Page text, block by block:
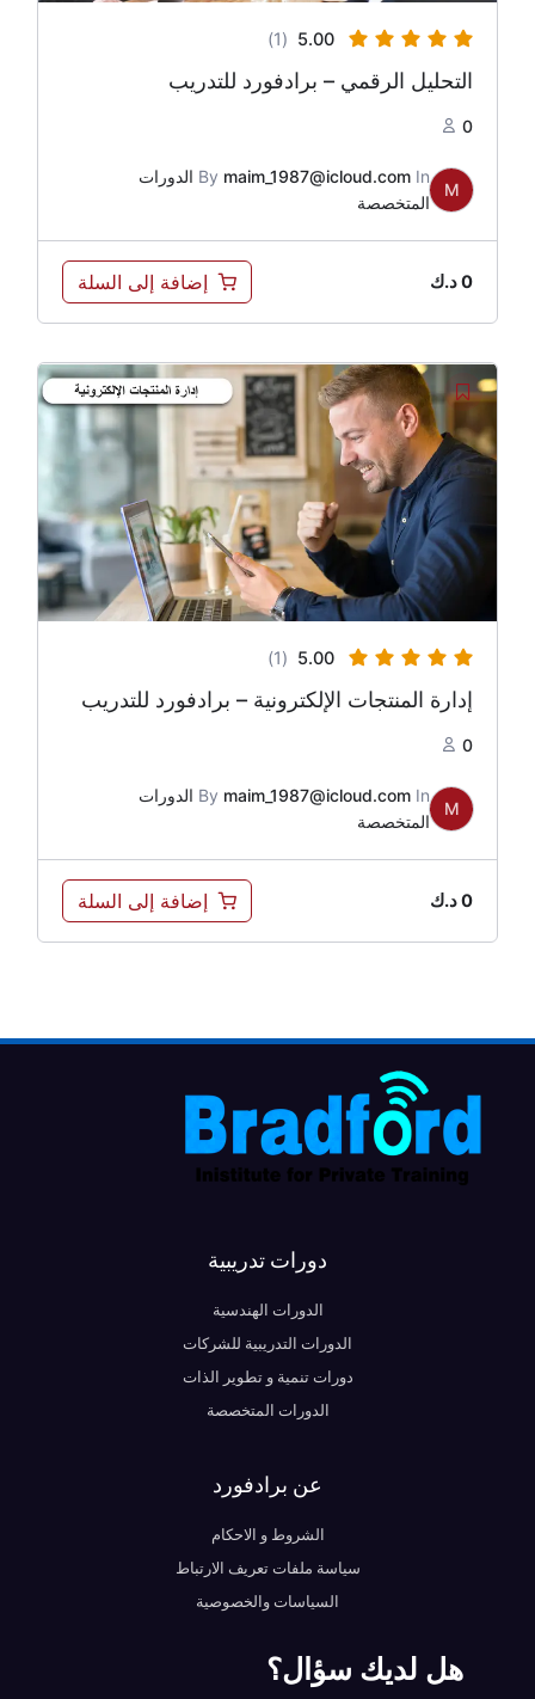
5.00
(1)
التحليل الرقمي – برادفورد للتدريب
0
M
By maim_1987@icloud.com In
الدورات
المتخصصة
0د.ك إضافة إلى السلة
5.00
(1)
إدارة المنتجات الإلكترونية – برادفورد للتدريب
0
M
By maim_1987@icloud.com In
الدورات
المتخصصة
0د.ك إضافة إلى السلة
دورات تدريبية
الدورات الهندسية
الدورات التدريبية للشركات
دورات تنمية و تطوير الذات
الدورات المتخصصة
عن برادفورد
الشروط و الاحكام
سياسة ملفات تعريف الارتباط
السياسات والخصوصية
هل لديك سؤال؟